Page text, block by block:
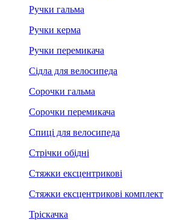
Ручки гальма
Ручки керма
Ручки перемикача
Сідла для велосипеда
Сорочки гальма
Сорочки перемикача
Спиці для велосипеда
Стрічки обідні
Стяжки ексцентрикові
Стяжки ексцентрикові комплект
Тріскачка